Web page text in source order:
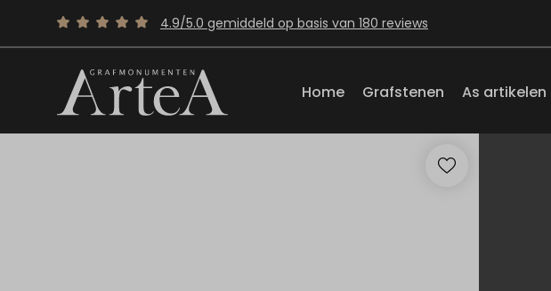
Home Grafstenen As artikelen
4.9/5.0 gemiddeld op basis van 180 reviews